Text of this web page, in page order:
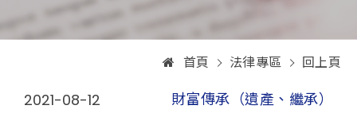
首頁 法律專區 回上頁
2021-08-12 財富傳承（遺產、繼承）